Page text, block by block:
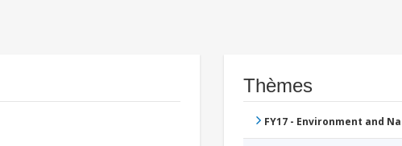
Thèmes
FY17 - Environment and